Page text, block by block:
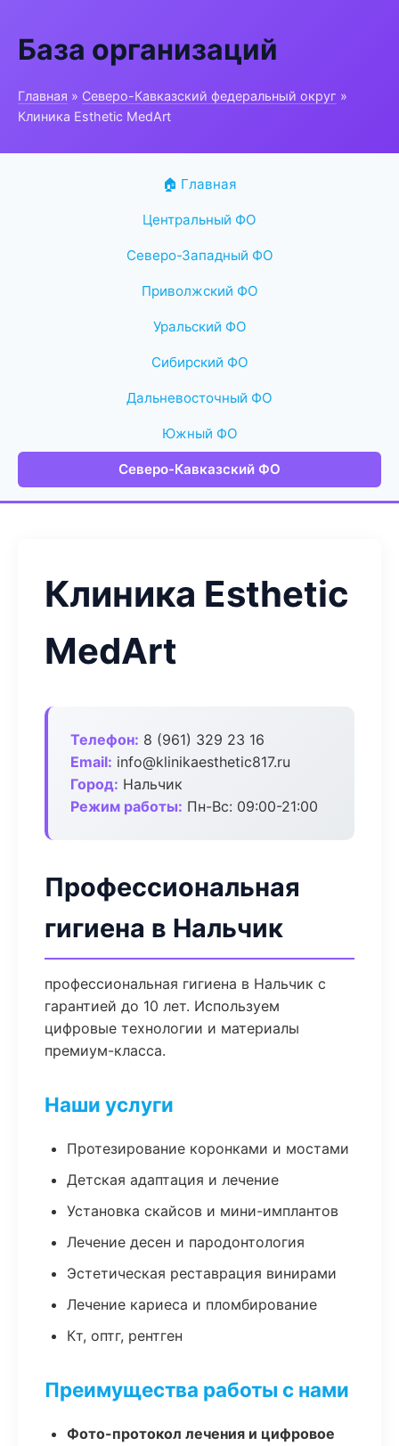
База организаций
Главная » Северо-Кавказский федеральный округ »
Клиника Esthetic MedArt
🏠 Главная
Центральный ФО
Северо-Западный ФО
Приволжский ФО
Уральский ФО
Сибирский ФО
Дальневосточный ФО
Южный ФО
Северо-Кавказский ФО
Клиника Esthetic
MedArt
Телефон: 8 (961) 329 23 16
Email: info@klinikaesthetic817.ru
Город: Нальчик
Режим работы: Пн-Вс: 09:00-21:00
Профессиональная
гигиена в Нальчик
профессиональная гигиена в Нальчик с
гарантией до 10 лет. Используем
цифровые технологии и материалы
премиум-класса.
Наши услуги
Протезирование коронками и мостами
Детская адаптация и лечение
Установка скайсов и мини-имплантов
Лечение десен и пародонтология
Эстетическая реставрация винирами
Лечение кариеса и пломбирование
Кт, оптг, рентген
Преимущества работы с нами
Фото-протокол лечения и цифровое